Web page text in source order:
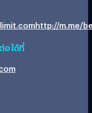
http://m.me/
อได้ที่